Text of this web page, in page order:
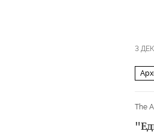
3
The